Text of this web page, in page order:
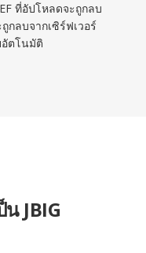
ที่อัปโหลดจะถูกลบ
กลบจากเซิร์ฟเวอร์
ตโนมัติ
JBIG